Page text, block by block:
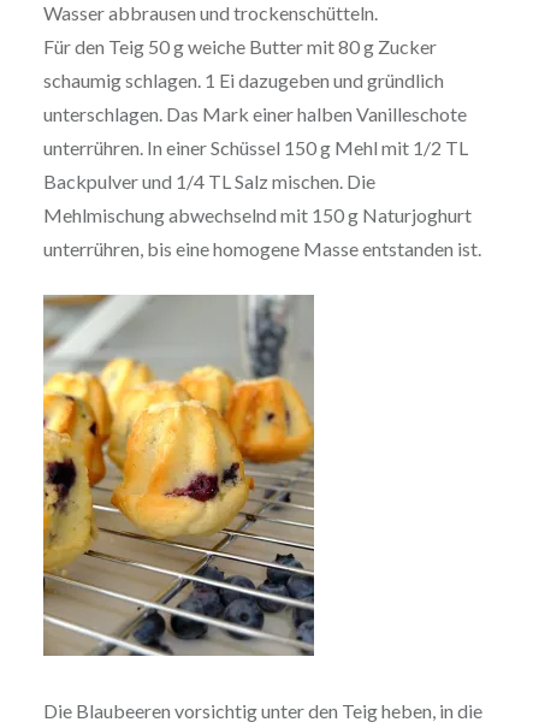
Wasser abbrausen und trockenschütteln.
Für den Teig 50 g weiche Butter mit 80 g Zucker
schaumig schlagen. 1 Ei dazugeben und gründlich
unterschlagen. Das Mark einer halben Vanilleschote
unterrühren. In einer Schüssel 150 g Mehl mit 1/2 TL
Backpulver und 1/4 TL Salz mischen. Die
Mehlmischung abwechselnd mit 150 g Naturjoghurt
unterrühren, bis eine homogene Masse entstanden ist.
Die Blaubeeren vorsichtig unter den Teig heben, in die